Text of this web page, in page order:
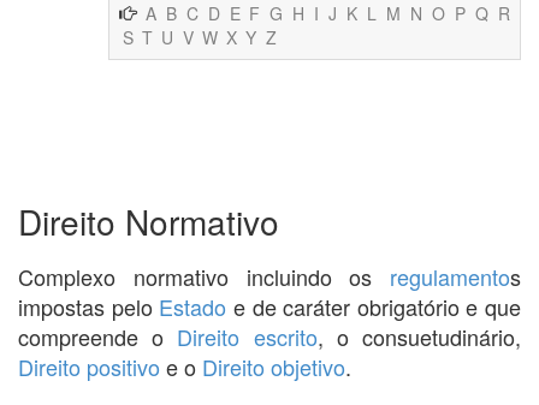
A B C D E F G H I J K L M N O P Q R
S T U V W X Y Z
Direito Normativo
Complexo normativo incluindo os regulamentos
impostas pelo Estado e de caráter obrigatório e que
compreende o Direito escrito, o consuetudinário,
Direito positivo e o Direito objetivo.